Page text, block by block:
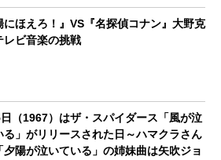
にほえろ！』VS『名探偵コナン』大野克
レビ音楽の挑戦
（1967）はザ・スパイダース「風が泣
る」がリリースされた日～ハマクラさん
夕陽が泣いている」の姉妹曲は矢吹ジョ